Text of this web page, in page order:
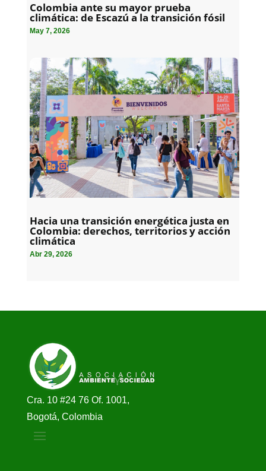
Colombia ante su mayor prueba
climática: de Escazú a la transición fósil
May 7, 2026
Hacia una transición energética justa en
Colombia: derechos, territorios y acción
climática
Abr 29, 2026
Cra. 10 #24 76 Of. 1001,
Bogotá, Colombia